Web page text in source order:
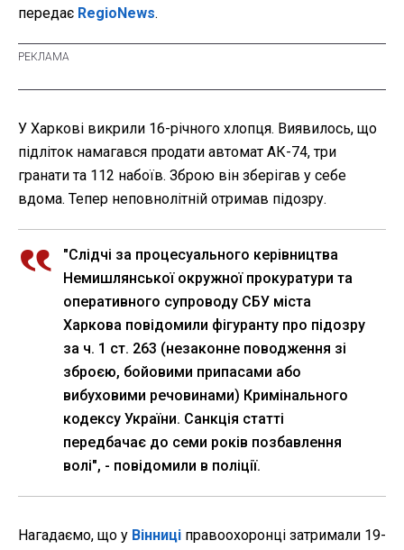
передає RegioNews.
У Харкові викрили 16-річного хлопця. Виявилось, що
підліток намагався продати автомат АК-74, три
гранати та 112 набоїв. Зброю він зберігав у себе
вдома. Тепер неповнолітній отримав підозру.
"Слідчі за процесуального керівництва
Немишлянської окружної прокуратури та
оперативного супроводу СБУ міста
Харкова повідомили фігуранту про підозру
за ч. 1 ст. 263 (незаконне поводження зі
зброєю, бойовими припасами або
вибуховими речовинами) Кримінального
кодексу України. Санкція статті
передбачає до семи років позбавлення
волі", - повідомили в поліції.
Нагадаємо, що у Вінниці правоохоронці затримали 19-